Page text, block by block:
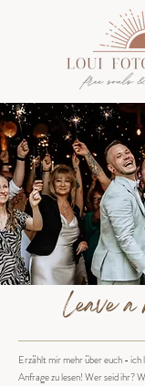
Leave
Erzählt mir mehr über euch -
Anfrage zu lesen! Wer seid ihr?